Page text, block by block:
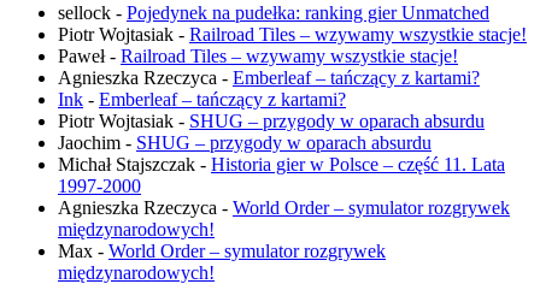
sellock - Pojedynek na pudełka: ranking gier Unmatched
Piotr Wojtasiak - Railroad Tiles – wzywamy wszystkie stacje!
Paweł- Railroad Tiles – wzywamy wszystkie stacje!
Agnieszka Rzeczyca - Emberleaf – tańczący z kartami?
Ink - Emberleaf – tańczący z kartami?
Piotr Wojtasiak - SHUG – przygody w oparach absurdu
Jaochim - SHUG – przygody w oparach absurdu
Michał Stajszczak - Historia gier w Polsce – część 11. Lata
1997-2000
Agnieszka Rzeczyca - World Order – symulator rozgrywek
międzynarodowych!
Max - World Order – symulator rozgrywek
międzynarodowych!